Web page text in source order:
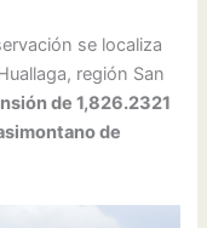
se localiza
región San
de 1,826.2321
de